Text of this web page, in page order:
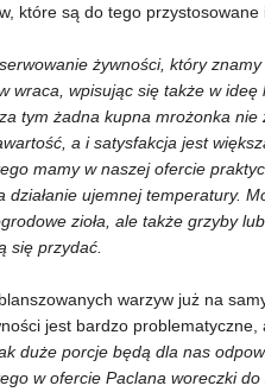
które są do tego przystosowane
żywności, który
wraca, wpisując się także w
tym żadna kupna mrożonka
a i satysfakcja jest
mamy w naszej ofercie
ujemnej temperatury.
zioła, ale także grzyby
się przydać.
warzyw już na
jest bardzo
duże porcje będą dla nas
w ofercie Paclana woreczki